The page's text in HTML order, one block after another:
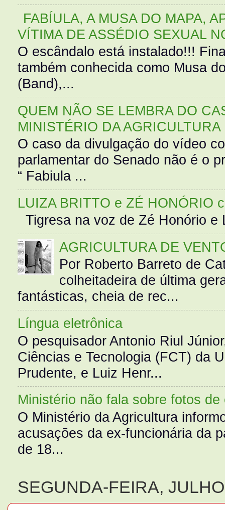
FABÍULA, A MUSA DO MAPA,
VÍTIMA DE ASSÉDIO SEXUAL
O escândalo está instalado!!!
também conhecida como Musa
(Band),...
QUEM NÃO SE LEMBRA DO
MINISTÉRIO DA AGRICULTURA
O caso da divulgação do vídeo
parlamentar do Senado não é o
“ Fabiula ...
LUIZA BRITTO e ZÉ HONÓRIO
Tigresa na voz de Zé Honório
AGRICULTURA DE
Por Roberto Barreto de
colheitadeira de última
fantásticas, cheia de rec...
Língua eletrônica
O pesquisador Antonio Riul
Ciências e Tecnologia (FCT) da
Prudente, e Luiz Henr...
Ministério não fala sobre fotos de
O Ministério da Agricultura
acusações da ex-funcionária da
de 18...
SEGUNDA-FEIRA,